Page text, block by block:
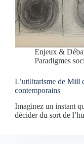
Enjeux &
Paradigmes
L’utilitarisme de Mill
contemporains
Imaginez un instant
décider du sort de